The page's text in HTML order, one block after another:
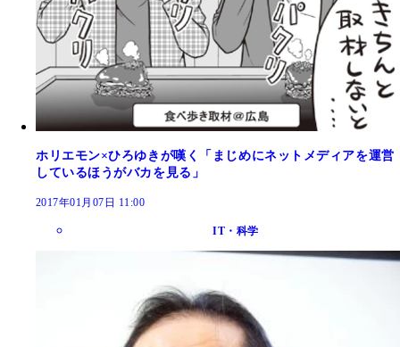
ホリエモン×ひろゆきが嘆く「まじめにネットメディアを運営
しているほうがバカを見る」
2017年01月07日 11:00
IT・科学